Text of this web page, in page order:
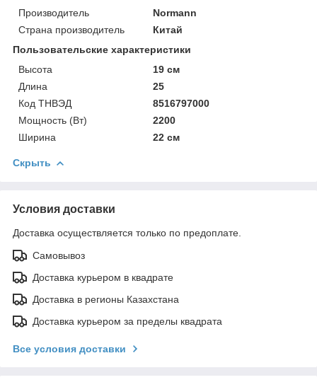
Производитель
Normann
Страна производитель
Китай
Пользовательские характеристики
Высота
19 см
Длина
25
Код ТНВЭД
8516797000
Мощность (Bт)
2200
Ширина
22 см
Скрыть
Условия доставки
Доставка осуществляется только по предоплате.
Самовывоз
Доставка курьером в квадрате
Доставка в регионы Казахстана
Доставка курьером за пределы квадрата
Все условия доставки